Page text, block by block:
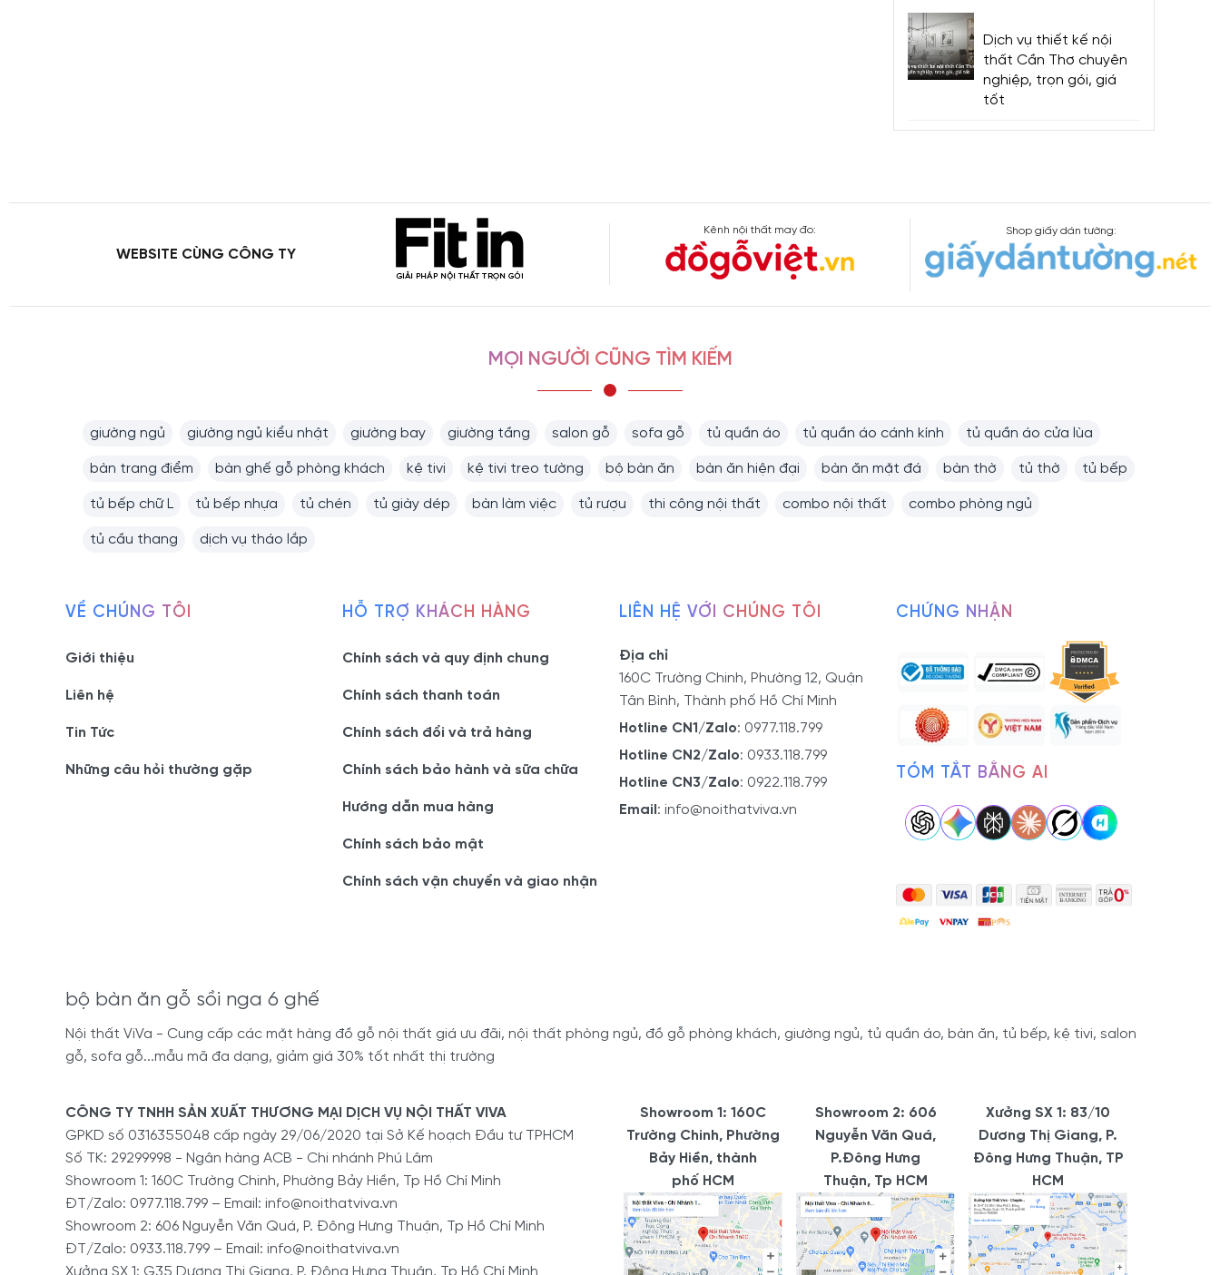
Dịch vụ thiết kế nội
thất Cần Thơ chuyên
nghiệp, trọn gói, giá
tốt
WEBSITE CÙNG CÔNG TY
Kênh nội thất may đo: Shop giấy dán tường:
MỌI NGƯỜI CŨNG TÌM KIẾM
giường ngủ giường ngủ kiểu nhật giường bay giường tầng salon gỗ sofa gỗ tủ quần áo tủ quần áo cánh kính tủ quần áo cửa lùa
bàn trang điểm bàn ghế gỗ phòng khách kệ tivi kệ tivi treo tường bộ bàn ăn bàn ăn hiện đại bàn ăn mặt đá bàn thờ tủ thờ tủ bếp
tủ bếp chữ L tủ bếp nhựa tủ chén tủ giày dép bàn làm việc tủ rượu thi công nội thất combo nội thất combo phòng ngủ
tủ cầu thang dịch vụ tháo lắp
bộ bàn ăn gỗ sồi nga 6 ghế
Nội thất ViVa - Cung cấp các mặt hàng đồ gỗ nội thất giá ưu đãi, nội thất phòng ngủ, đồ gỗ phòng khách, giường ngủ, tủ quần áo, bàn ăn, tủ bếp, kệ tivi, salon
gỗ, sofa gỗ...mẫu mã đa dạng, giảm giá 30% tốt nhất thị trường
VỀ CHÚNG TÔI
Giới thiệu
Liên hệ
Tin Tức
Những câu hỏi thường gặp
HỖ TRỢ KHÁCH HÀNG
Chính sách và quy định chung
Chính sách thanh toán
Chính sách đổi và trả hàng
Chính sách bảo hành và sữa chữa
Hướng dẫn mua hàng
Chính sách bảo mật
Chính sách vận chuyển và giao nhận
LIÊN HỆ VỚI CHÚNG TÔI
Địa chỉ
160C Trường Chinh, Phường 12, Quận
Tân Bình, Thành phố Hồ Chí Minh
Hotline CN1/Zalo: 0977.118.799
Hotline CN2/Zalo: 0933.118.799
Hotline CN3/Zalo: 0922.118.799
Email : info@noithatviva.vn
CHỨNG NHẬN
TÓM TẮT BẰNG AI
CÔNG TY TNHH SẢN XUẤT THƯƠNG MẠI DỊCH VỤ NỘI THẤT VIVA
GPKD số 0316355048 cấp ngày 29/06/2020 tại Sở Kế hoạch Đầu tư TPHCM
Số TK: 29299998 - Ngân hàng ACB - Chi nhánh Phú Lâm
Showroom 1: 160C Trường Chinh, Phường Bảy Hiền, Tp Hồ Chí Minh
ĐT/Zalo: 0977.118.799 – Email: info@noithatviva.vn
Showroom 2: 606 Nguyễn Văn Quá, P. Đông Hưng Thuận, Tp Hồ Chí Minh
ĐT/Zalo: 0933.118.799 – Email: info@noithatviva.vn
Xưởng SX 1: G35 Dương Thị Giang, P. Đông Hưng Thuận, Tp Hồ Chí Minh
Showroom 1: 160C
Trường Chinh, Phường
Bảy Hiền, thành
phố HCM
Showroom 2: 606
Nguyễn Văn Quá,
P.Đông Hưng
Thuận, Tp HCM
Xưởng SX 1: 83/10
Dương Thị Giang, P.
Đông Hưng Thuận, TP
HCM